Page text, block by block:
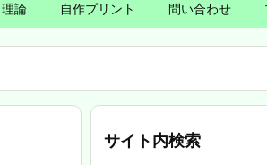
論 自作プリント 問い合わせ
サイト内検索